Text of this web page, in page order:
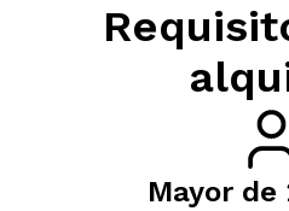
Mayor de